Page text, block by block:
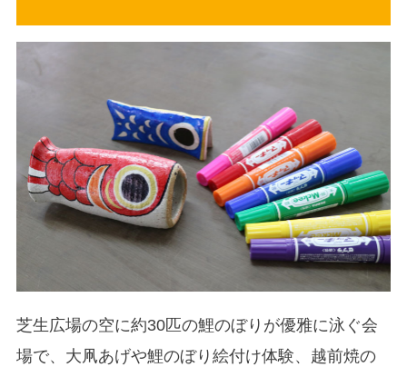
芝生広場の空に約30匹の鯉のぼりが優雅に泳ぐ会
場で、大凧あげや鯉のぼり絵付け体験、越前焼の